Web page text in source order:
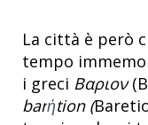
La città è però
tempo
i greci Βαριον
barἡtion (